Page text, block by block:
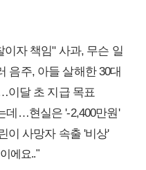
자 책임" 사과, 무슨 일
음주, 아들 살해한 30대
이달 초 지급 목표
데…현실은 '-2,400만원'
이 사망자 속출 '비상'
에요.."